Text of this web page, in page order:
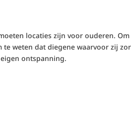
locaties zijn voor ouderen. Om
weten dat diegene waarvoor zij
ontspanning.